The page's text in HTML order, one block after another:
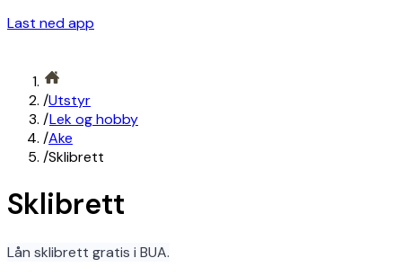
Last ned app
/Utstyr
/Lek og hobby
/Ake
/Sklibrett
Sklibrett
Lån sklibrett gratis i BUA.